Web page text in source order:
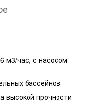
м3/час, с насосом
бассейнов
высокой прочности